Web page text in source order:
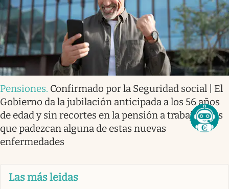
Pensiones. Confirmado por la Seguridad social | El
Gobierno da la jubilación anticipada a los 56 años
de edad y sin recortes en la pensión a trabajadores
que padezcan alguna de estas nuevas
enfermedades
Las más leidas